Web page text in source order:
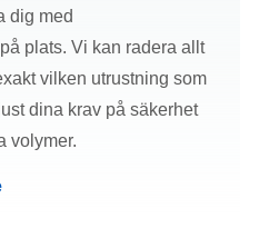
dig med
plats. Vi kan radera allt
vilken utrustning som
dina krav på säkerhet
volymer.